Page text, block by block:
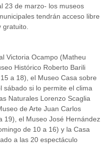
23 de marzo- los museos
tendrán acceso libre
gratuito.
Victoria Ocampo (Matheu
Histórico Roberto Barili
a 18), el Museo Casa sobre
sábado si lo permite el clima
Naturales Lorenzo Scaglia
de Arte Juan Carlos
19), el Museo José Hernández
de 10 a 16) y la Casa
a las 20 espectáculo